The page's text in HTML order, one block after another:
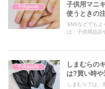
子供goods
子供用マニ
使うときの
SNSなどでもよ
は、子供用品店
子供goods
しまむらの
は?買い時
しまむらでは、